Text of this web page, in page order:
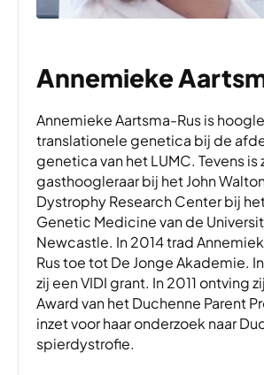
Annemieke
Annemieke Aartsma-Rus is
translationele genetica bij de
genetica van het LUMC. Tevens is
gasthoogleraar bij het John
Dystrophy Research Center bij
Genetic Medicine van de
Newcastle. In 2014 trad
Rus toe tot De Jonge Akademie.
zij een VIDI grant. In 2011 ontving
Award van het Duchenne Parent
inzet voor haar onderzoek naar
spierdystrofie.